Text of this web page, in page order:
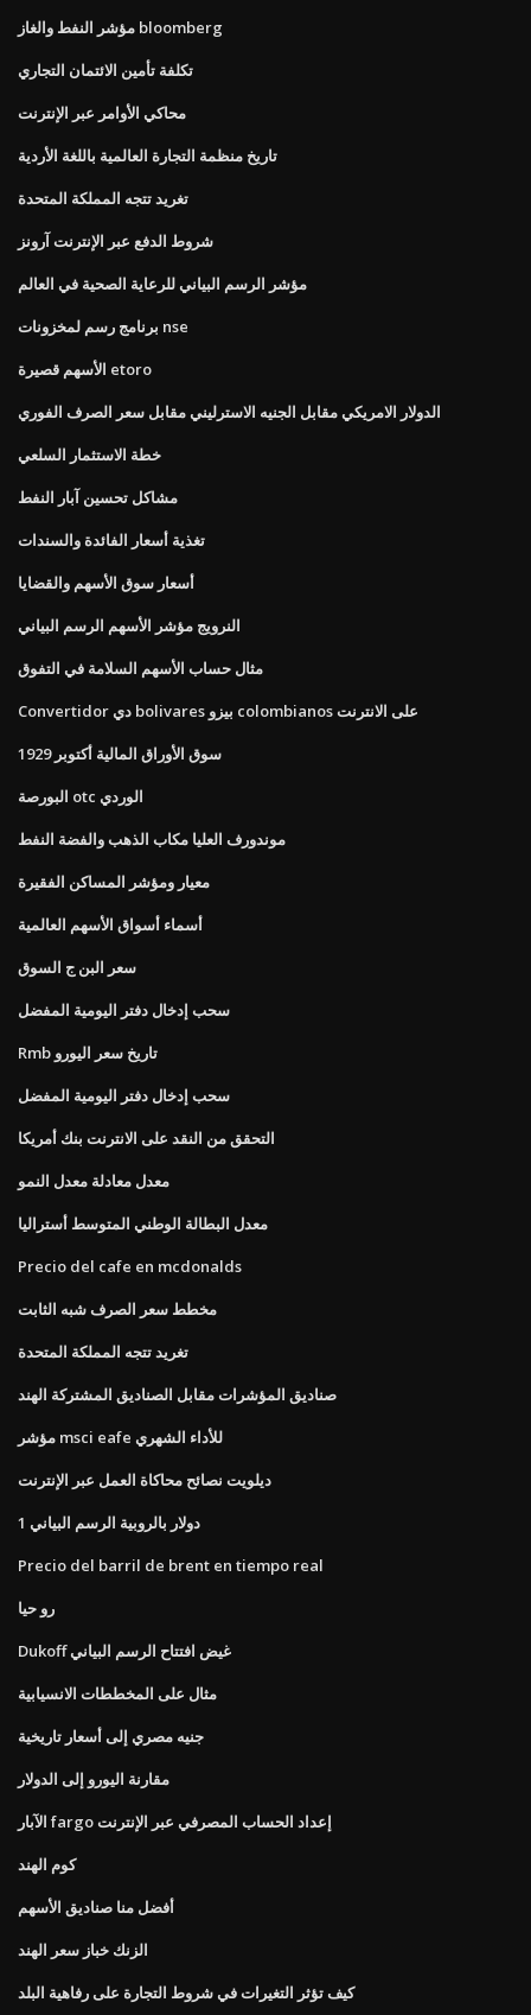
مؤشر النفط والغاز bloomberg
تكلفة تأمين الائتمان التجاري
محاكي الأوامر عبر الإنترنت
تاريخ منظمة التجارة العالمية باللغة الأردية
تغريد تتجه المملكة المتحدة
شروط الدفع عبر الإنترنت آرونز
مؤشر الرسم البياني للرعاية الصحية في العالم
برنامج رسم لمخزونات nse
الأسهم قصيرة etoro
الدولار الامريكي مقابل الجنيه الاسترليني مقابل سعر الصرف الفوري
خطة الاستثمار السلعي
مشاكل تحسين آبار النفط
تغذية أسعار الفائدة والسندات
أسعار سوق الأسهم والقضايا
النرويج مؤشر الأسهم الرسم البياني
مثال حساب الأسهم السلامة في التفوق
Convertidor دي bolivares بيزو colombianos على الانترنت
سوق الأوراق المالية أكتوبر 1929
البورصة otc الوردي
موندورف العليا مكاب الذهب والفضة النفط
معيار ومؤشر المساكن الفقيرة
أسماء أسواق الأسهم العالمية
سعر البن ج السوق
سحب إدخال دفتر اليومية المفضل
Rmb تاريخ سعر اليورو
سحب إدخال دفتر اليومية المفضل
التحقق من النقد على الانترنت بنك أمريكا
معدل معادلة معدل النمو
معدل البطالة الوطني المتوسط ​​أستراليا
Precio del cafe en mcdonalds
مخطط سعر الصرف شبه الثابت
تغريد تتجه المملكة المتحدة
صناديق المؤشرات مقابل الصناديق المشتركة الهند
مؤشر msci eafe للأداء الشهري
ديلويت نصائح محاكاة العمل عبر الإنترنت
1 دولار بالروبية الرسم البياني
Precio del barril de brent en tiempo real
رو حيا
Dukoff غيض افتتاح الرسم البياني
مثال على المخططات الانسيابية
جنيه مصري إلى أسعار تاريخية
مقارنة اليورو إلى الدولار
الآبار fargo إعداد الحساب المصرفي عبر الإنترنت
كوم الهند
أفضل منا صناديق الأسهم
الزنك خباز سعر الهند
كيف تؤثر التغيرات في شروط التجارة على رفاهية البلد